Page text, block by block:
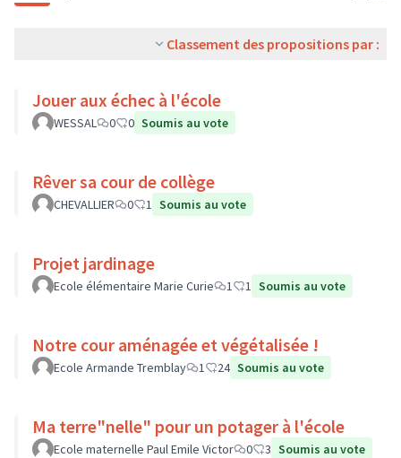
Classement des propositions par :
Jouer aux échec à l'école
WESSAL 0 0 Soumis au vote
Rêver sa cour de collège
CHEVALLIER 0 1 Soumis au vote
Projet jardinage
Ecole élémentaire Marie Curie 1 1 Soumis au vote
Notre cour aménagée et végétalisée !
Ecole Armande Tremblay 1 24 Soumis au vote
Ma terre"nelle" pour un potager à l'école
Ecole maternelle Paul Emile Victor 0 3 Soumis au vote